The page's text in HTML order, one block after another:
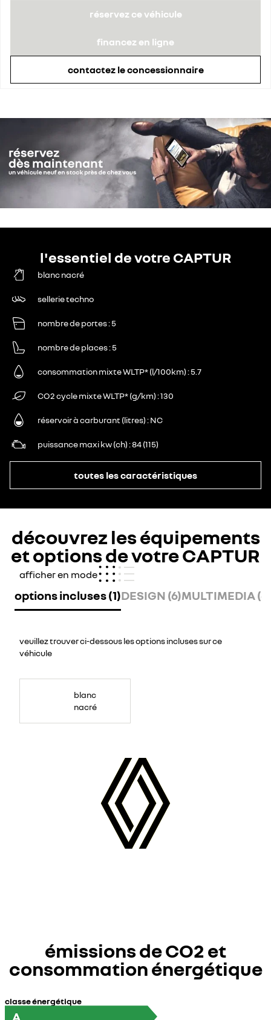
réservez ce véhicule
financez en ligne
contactez le concessionnaire
l'essentiel de votre CAPTUR
blanc nacré
sellerie techno
nombre de portes 5
nombre de places 5
consommation mixte WLTP* (l/100km) 5.7
CO2 cycle mixte WLTP* (g/km) 130
réservoir à carburant (litres) NC
puissance maxi kw (ch) 84 (115)
toutes les caractéristiques
découvrez les équipements
et options de votre CAPTUR
afficher en mode
options incluses (1)DESIGN (6)MULTIMEDIA (6)
veuillez trouver ci-dessous les options incluses sur ce
véhicule
blanc
nacré
émissions de CO2 et
consommation énergétique
classe énergétique
A